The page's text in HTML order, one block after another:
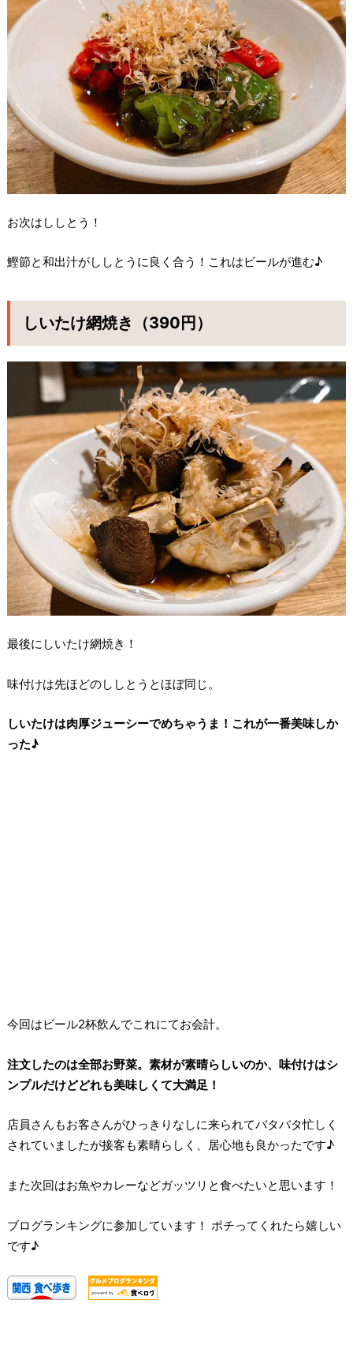
お次はししとう！
鰹節と和出汁がししとうに良く合う！これはビールが進む♪
しいたけ網焼き（390円）
最後にしいたけ網焼き！
味付けは先ほどのししとうとほぼ同じ。
しいたけは肉厚ジューシーでめちゃうま！これが一番美味しか
った♪
今回はビール2杯飲んでこれにてお会計。
注文したのは全部お野菜。素材が素晴らしいのか、味付けはシ
ンプルだけどどれも美味しくて大満足！
店員さんもお客さんがひっきりなしに来られてバタバタ忙しく
されていましたが接客も素晴らしく、居心地も良かったです♪
また次回はお魚やカレーなどガッツリと食べたいと思います！
ブログランキングに参加しています！ ポチってくれたら嬉しい
です♪